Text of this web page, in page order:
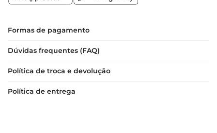
Formas de pagamento
Dúvidas frequentes (FAQ)
Política de troca e devolução
Política de entrega